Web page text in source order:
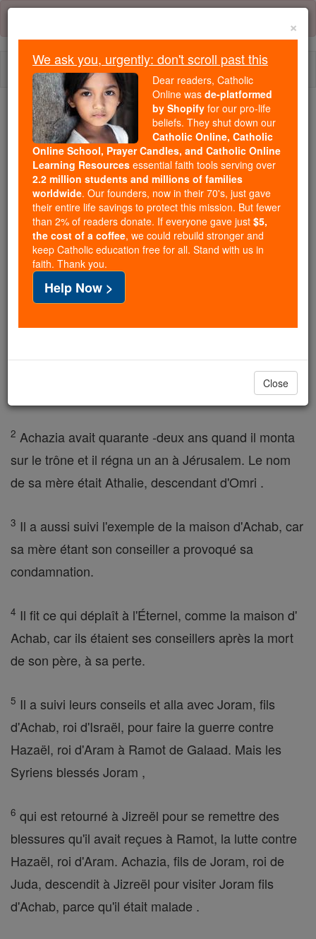
Skip
content
Trending:
Daily Reading for Thursday, October ...
Today's Reading The Mysteries of the Rosary
2 Chroniques - Chapitre 22
2 Chroniques ⌄ Chapter 22 ⌄
Les habitants de Jérusalem puis a fait son plus
jeune fils Achazia, roi pour succéder à lui, depuis les
Arabes avait tué tous les plus âgés. C'est pourquoi
2 Achazia avait quarante -deux ans quand il monta
sur le trône et il régna un an à Jérusalem. Le nom
de sa mère était Athalie, descendant d'Omri .
3 Il a aussi suivi l'exemple de la maison d'Achab, car
sa mère étant son conseiller a provoqué sa
condamnation.
4 Il fit ce qui déplaît à l'Éternel, comme la maison d'
Achab, car ils étaient ses conseillers après la mort
de son père, à sa perte.
5 Il a suivi leurs conseils et alla avec Joram, fils
d'Achab, roi d'Israël, pour faire la guerre contre
Hazaël, roi d'Aram à Ramot de Galaad. Mais les
Syriens blessés Joram ,
6 qui est retourné à Jizreël pour se remettre des
blessures qu'il avait reçues à Ramot, la lutte contre
Hazaël, roi d'Aram. Achazia, fils de Joram, roi de
Juda, descendit à Jizreël pour visiter Joram fils
d'Achab, parce qu'il était malade .
×
We ask you, urgently: don't scroll past this
Dear readers, Catholic
Online was de-platformed
by Shopify for our pro-life
beliefs. They shut down our
Catholic Online, Catholic
Online School, Prayer Candles, and Catholic Online
Learning Resources essential faith tools serving over
2.2 million students and millions of families
worldwide. Our founders, now in their 70's, just gave
their entire life savings to protect this mission. But fewer
than 2% of readers donate. If everyone gave just $5,
the cost of a coffee, we could rebuild stronger and
keep Catholic education free for all. Stand with us in
faith. Thank you.
Help Now >
Close